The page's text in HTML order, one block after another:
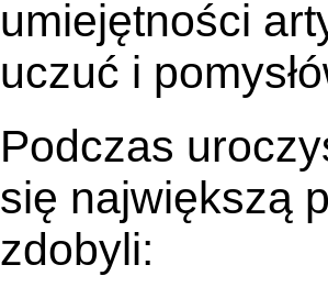
umiejętności
uczuć i
Podczas
się największą
zdobyli: